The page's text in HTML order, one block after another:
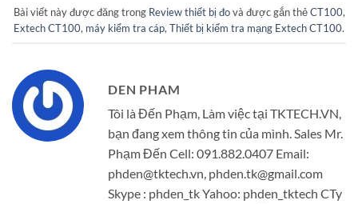
Bài viết này được đăng trong Review thiết bị đovà được gắn thẻCT100,
Extech CT100, máy kiểm tra cáp, Thiết bị kiểm tra mạng Extech CT100.
DEN PHAM
Tôi là Đến Phạm, Làm việc tại TKTECH.VN,
bạn đang xem thông tin của mình. Sales Mr.
Phạm Đến Cell: 091.882.0407 Email:
phden@tktech.vn, phden.tk@gmail.com
Skype : phden_tk Yahoo: phden_tktech CTy